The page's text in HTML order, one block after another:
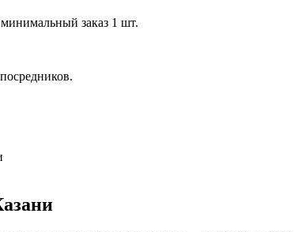
заказ 1 шт.